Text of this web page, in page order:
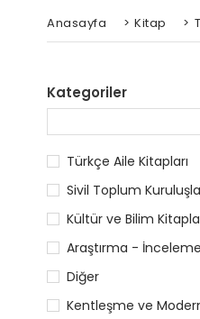
Anasayfa > Kitap >
Kategoriler
Türkçe Aile Kitapları
Sivil Toplum
Kültür ve Bilim
Araştırma - İnceleme
Diğer
Kentleşme ve